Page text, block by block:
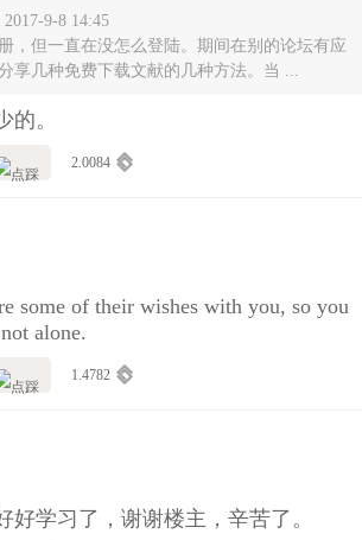
9-8 14:45
，但一直在没怎么登陆。期间在别的论坛有应
享几种免费下载文献的几种方法。当 ...
的。
2.0084
some of their wishes with you, so you
alone.
1.4782
好学习了，谢谢楼主，辛苦了。